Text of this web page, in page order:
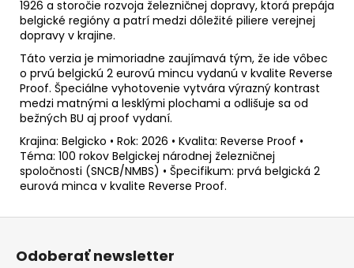
1926 a storočie rozvoja železničnej dopravy, ktorá prepája
belgické regióny a patrí medzi dôležité piliere verejnej
dopravy v krajine.
Táto verzia je mimoriadne zaujímavá tým, že ide vôbec
o prvú belgickú 2 eurovú mincu vydanú v kvalite Reverse
Proof. Špeciálne vyhotovenie vytvára výrazný kontrast
medzi matnými a lesklými plochami a odlišuje sa od
bežných BU aj proof vydaní.
Krajina: Belgicko • Rok: 2026 • Kvalita: Reverse Proof •
Téma: 100 rokov Belgickej národnej železničnej
spoločnosti (SNCB/NMBS) • Špecifikum: prvá belgická 2
eurová minca v kvalite Reverse Proof.
2026
-
AKADÉMIA
ATÉNY
(BU
KARTA)
€29
Z
Odoberať newsletter